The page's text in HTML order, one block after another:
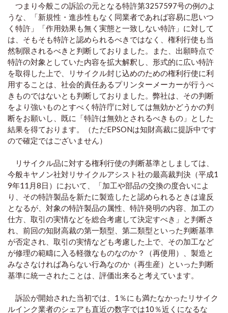
つまり今般この訴訟の元となる特許第3257597号の例のよ
うな、「新規性・進歩性もなく同業者であれば容易に思いつ
く特許」「作用効果も無く実態と一致しない特許」に対して
は、そもそも特許と認められるべきではなく、権利行使も当
然制限されるべきと判断しておりました。また、出願時点で
特許の対象としていた内容を拡大解釈し、形式的に広い特許
を取得した上で、リサイクル封じ込めのための権利行使に利
用することは、社会的責任あるプリンターメーカーが行うべ
きものではないとも判断しておりました。弊社は、その判断
をより強いものとすべく特許庁に対しては無効かどうかの判
断をお願いし、既に「特許は無効とされるべきもの」とした
結果を得ております。（ただEPSONは知財高裁に提訴中です
ので確定ではございません）
リサイクル品に対する権利行使の判断基準としましては、
今般キヤノン社対リサイクルアシスト社の最高裁判決（平成1
9年11月8日）において、「加工や部品の交換の度合いによ
り、その特許製品を新たに製造したと認められるときは違反
となるが、対象の特許製品の属性、特許発明の内容、加工の
仕方、取引の実情などを総合考慮して決定すべき」と判断さ
れ、前回の知財高裁の第一類型、第二類型といった判断基準
が否定され、取引の実情なども考慮した上で、その加工など
が修理の範疇に入る軽微なものなのか？（再使用）、製造と
みなさなければ為らない行為なのか（再生産）といった判断
基準に統一されたことは、評価出来ると考えています。
訴訟が開始された当初では、1％にも満たなかったリサイク
ルインク業者のシェアも直近の数字では10％近くになるな